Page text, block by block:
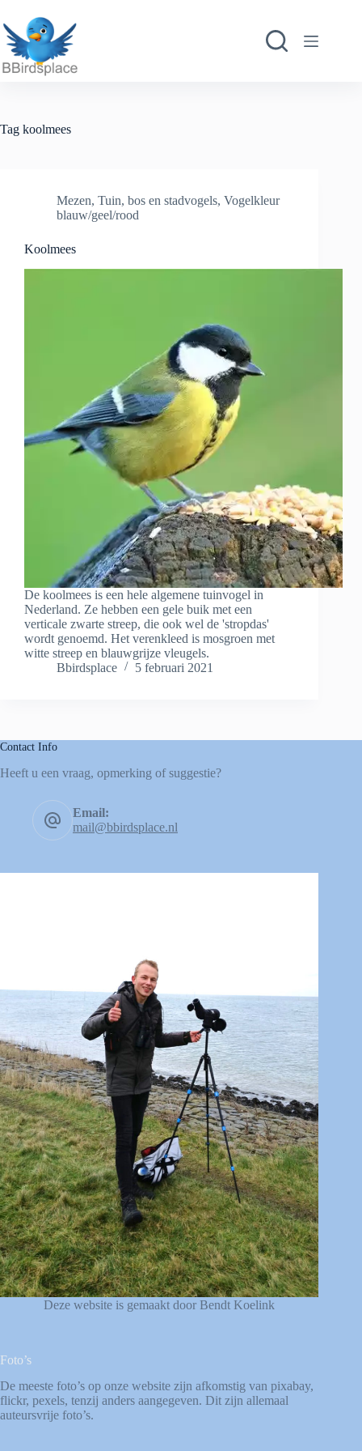
naar
de
inhoud
Tag koolmees
Mezen, Tuin, bos en stadvogels, Vogelkleur
blauw/geel/rood
Koolmees
De koolmees is een hele algemene tuinvogel in
Nederland. Ze hebben een gele buik met een
verticale zwarte streep, die ook wel de 'stropdas'
wordt genoemd. Het verenkleed is mosgroen met
witte streep en blauwgrijze vleugels.
Bbirdsplace
5 februari 2021
Contact Info
Heeft u een vraag, opmerking of suggestie?
Email:
mail@bbirdsplace.nl
Deze website is gemaakt door Bendt Koelink
Foto’s
De meeste foto’s op onze website zijn afkomstig van pixabay,
flickr, pexels, tenzij anders aangegeven. Dit zijn allemaal
auteursvrije foto’s.